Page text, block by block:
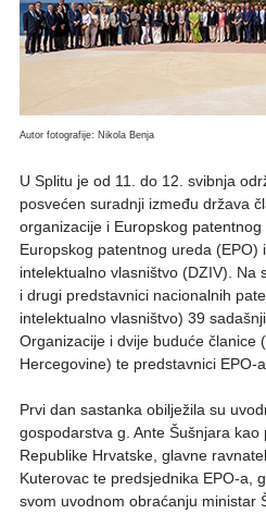
Autor fotografije: Nikola Benja
U Splitu je od 11. do 12. svibnja
posvećen suradnji između država
organizacije i Europskog
Europskog patentnog ureda (EPO)
intelektualno vlasništvo (DZIV). Na
i drugi predstavnici nacionalnih
intelektualno vlasništvo) 39
Organizacije i dvije buduće članice
Hercegovine) te predstavnici EPO-a.
Prvi dan sastanka obilježila su
gospodarstva g. Ante Šušnjara kao
Republike Hrvatske, glavne
Kuterovac te predsjednika EPO-a,
svom uvodnom obraćanju ministar